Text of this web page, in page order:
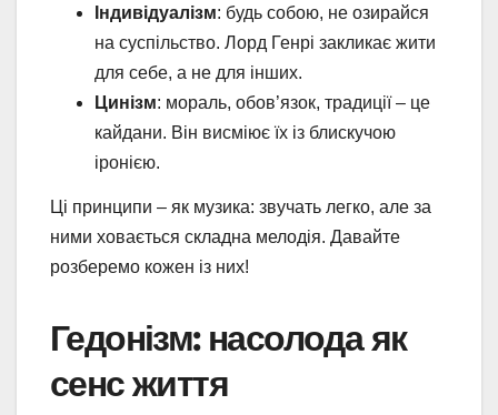
Індивідуалізм: будь собою, не озирайся
на суспільство. Лорд Генрі закликає жити
для себе, а не для інших.
Цинізм: мораль, обов’язок, традиції – це
кайдани. Він висміює їх із блискучою
іронією.
Ці принципи – як музика: звучать легко, але за
ними ховається складна мелодія. Давайте
розберемо кожен із них!
Гедонізм: насолода як
сенс життя